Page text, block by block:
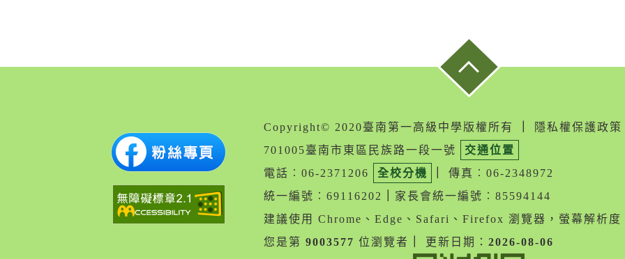
Copyright© 2020臺南第一高級中學版權所有 隱私權保護政策
701005臺南市東區民族路一段一號
交通位置
電話︰06-2371206
全校分機
傳真︰06-2348972
統一編號︰69116202
家長會統一編號︰85594144
建議使用 Chrome、Edge、Safari、Firefox 瀏覽器，螢幕解析
您是第 9003577 位瀏覽者 更新日期： 2026-08-06